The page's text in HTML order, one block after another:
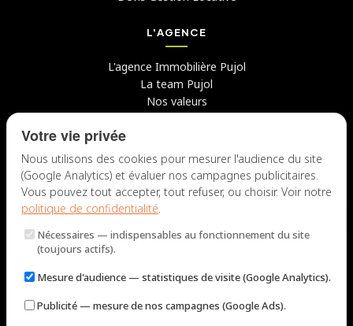
L'AGENCE
L'agence Immobilière Pujol
La team Pujol
Nos valeurs
Avis clients
Candidater chez nous
NOUS CONTACTER
Lun – Jeu : 9h – 12h / 14h – 18h
Votre vie privée
Nous utilisons des cookies pour mesurer l'audience du site
(Google Analytics) et évaluer nos campagnes publicitaires.
Vous pouvez tout accepter, tout refuser, ou choisir. Voir notre
politique de confidentialité.
Nécessaires — indispensables au fonctionnement du site
(toujours actifs).
Mesure d'audience — statistiques de visite (Google Analytics).
Publicité — mesure de nos campagnes (Google Ads).